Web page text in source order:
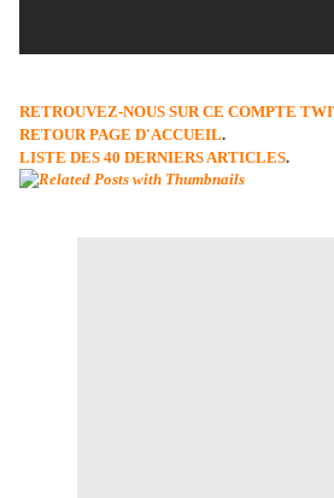
RETROUVEZ-NOUS SUR CE COMPTE
RETOUR PAGE D'ACCUEIL.
LISTE DES 40 DERNIERS ARTICLES.